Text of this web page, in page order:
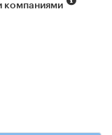
компаниями